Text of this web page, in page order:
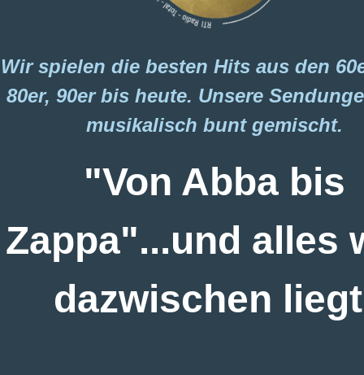
Wir spielen die besten Hits aus den
80er, 90er bis heute. Unsere
musikalisch bunt gemischt.
"Von Abba bis
Zappa"...und alles
dazwischen